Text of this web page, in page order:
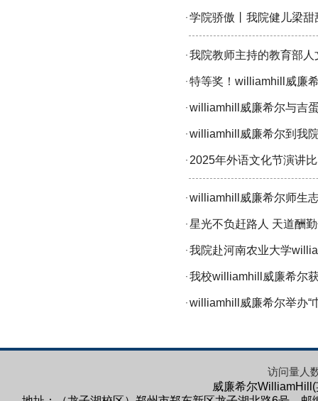
· 学院骄傲丨我院健儿梁
· 我院教师主持的教育部
· 特等奖！williamhill威廉
· williamhill威廉希尔与吉
· williamhill威廉希尔到我
· 2025年外语文化节演讲
· williamhill威廉希尔师生
· 星光不负赶路人 天道酬
· 我院赴河南农业大学
· 我校williamhill威廉希尔
· williamhill威廉希尔举办“
访问量人
威廉希尔